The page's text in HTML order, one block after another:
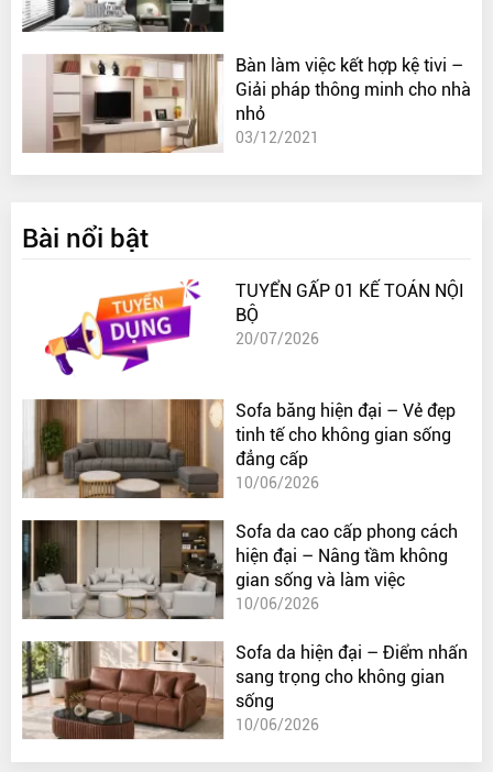
Bàn làm việc kết hợp kệ tivi –
Giải pháp thông minh cho nhà
nhỏ
03/12/2021
Bài nổi bật
TUYỂN GẤP 01 KẾ TOÁN NỘI
BỘ
20/07/2026
Sofa băng hiện đại – Vẻ đẹp
tinh tế cho không gian sống
đẳng cấp
10/06/2026
Sofa da cao cấp phong cách
hiện đại – Nâng tầm không
gian sống và làm việc
10/06/2026
Sofa da hiện đại – Điểm nhấn
sang trọng cho không gian
sống
10/06/2026